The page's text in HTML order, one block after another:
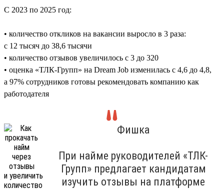
С 2023 по 2025 год:
• количество откликов на вакансии выросло в 3 раза:
с 12 тысяч до 38,6 тысячи
• количество отзывов увеличилось с 3 до 320
• оценка «ТЛК-Групп» на Dream Job изменилась с 4,6 до 4,8,
а 97% сотрудников готовы рекомендовать компанию как
работодателя
Фишка
При найме руководителей «ТЛК-
Групп» предлагает кандидатам
изучить отзывы на платформе